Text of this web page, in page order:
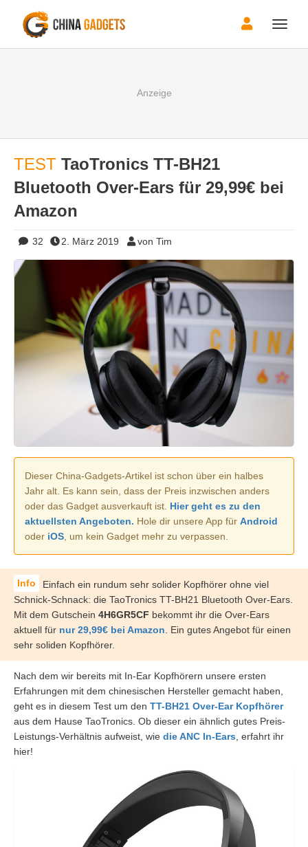
Toggle
TEST TaoTronics TT-BH21
Bluetooth Over-Ears für 29,99€ bei
Amazon
32 2. März 2019 von Tim
Dieser China-Gadgets-Artikel ist schon über ein halbes
Jahr alt. Es kann sein, dass der Preis inzwischen anders
oder das Gadget ausverkauft ist. Hier geht es zu den
aktuellsten Angeboten. Hole dir unsere App für Android
oder iOS , um kein Gadget mehr zu verpassen.
Einfach ein rundum sehr solider Kopfhörer ohne viel
Schnick-Schnack: die TaoTronics TT-BH21 Bluetooth Over-Ears.
Mit dem Gutschein 4H6GR5CF bekommt ihr die Over-Ears
aktuell für nur 29,99€ bei Amazon . Ein gutes Angebot für einen
sehr soliden Kopfhörer.
Nach dem wir bereits mit In-Ear Kopfhörern unsere ersten
Erfahrungen mit dem chinesischen Hersteller gemacht haben,
geht es in diesem Test um den TT-BH21 Over-Ear Kopfhörer
aus dem Hause TaoTronics. Ob dieser ein ähnlich gutes Preis-
Leistungs-Verhältnis aufweist, wie die ANC In-Ears , erfahrt ihr
hier!